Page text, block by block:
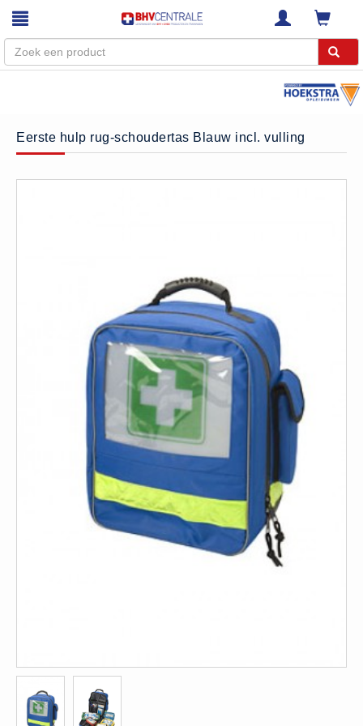
Home
Webshop
Trainingen
Plattegronden
VCA Trajecten
ISO 9001 Begeleiding
Inspectiecentrale
Ons Team
Nieuws
Contact
Betalingsmogelijkheden
Winkel
Eerste hulp rug-schoudertas Blauw incl. vulling